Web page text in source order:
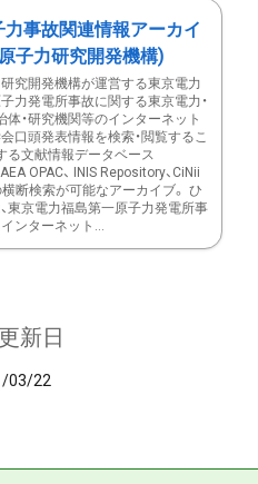
力事故関連情報アーカイ
子力研究開発機構)
究開発機構が運営する東京電力
力発電所事故に関する東京電力・
体・研究機関等のインターネット
口頭発表情報を検索・閲覧するこ
る文献情報データベース
OPAC、 INIS Repository、CiNii
断検索が可能なアーカイブ。 ひ
東京電力福島第一原子力発電所事
ンターネット...
新日
03/22